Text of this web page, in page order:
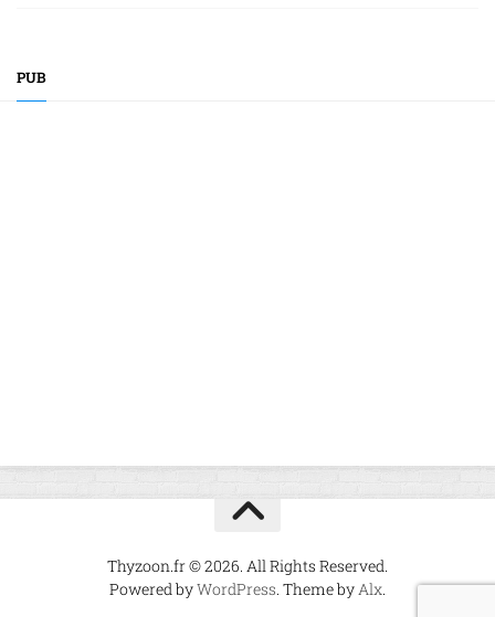
PUB
Thyzoon.fr © 2026. All Rights Reserved.
Powered byWordPress. Theme byAlx.